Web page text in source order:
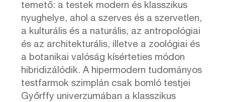
temető: a testek modern és klasszikus
nyughelye, ahol a szerves és a szervetlen,
a kulturális és a naturális, az antropológiai
és az architekturális, illetve a zoológiai és
a botanikai valóság kísérteties módon
hibridizálódik. A hipermodern tudományos
testfarmok szimplán csak bomló testjei
Győrffy univerzumában a klasszikus